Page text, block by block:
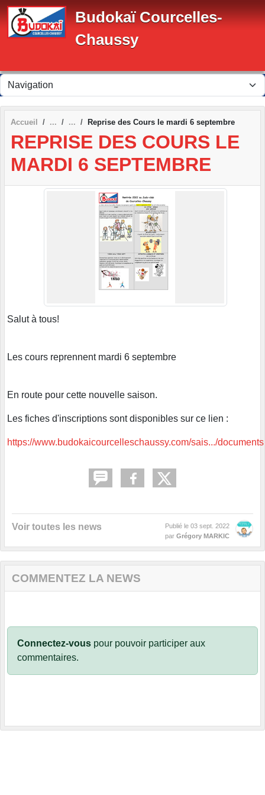
Budokaï Courcelles-
Chaussy
Accueil Reprise des Cours le mardi 6 septembre
REPRISE DES COURS LE
MARDI 6 SEPTEMBRE
Salut à tous!
Les cours reprennent mardi 6 septembre
En route pour cette nouvelle saison.
Les fiches d'inscriptions sont disponibles sur ce lien :
https://www.budokaicourcelleschaussy.com/sais.../documents
Voir toutes les news Publié le 03 sept. 2022
par Grégory MARKIC
COMMENTEZ LA NEWS
Connectez-vous pour pouvoir participer aux
commentaires.
Panneau de gestion des cookies